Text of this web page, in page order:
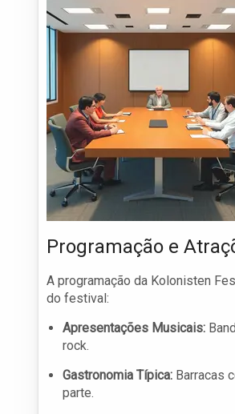
Programação e
A programação da Kolonisten
do festival:
Apresentações Musicais:
rock.
Gastronomia Típica: Barracas
parte.